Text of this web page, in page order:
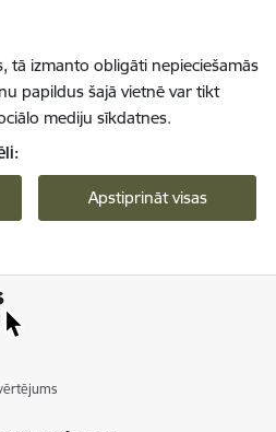
tā izmanto obligāti nepieciešamās
papildus šajā vietnē var tikt
mediju sīkdatnes.
Apstiprināt visas